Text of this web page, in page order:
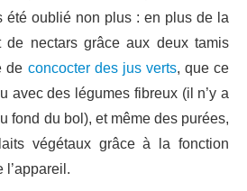
été oublié non plus : en plus de la
de nectars grâce aux deux tamis
de concocter des jus verts, que ce
avec des légumes fibreux (il n’y a
fond du bol), et même des purées,
végétaux grâce à la fonction
l’appareil.